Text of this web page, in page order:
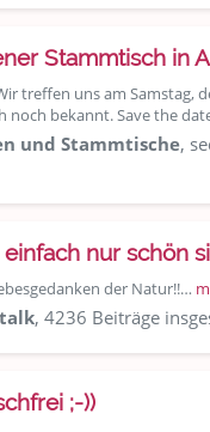
Stammtisch in
treffen uns am Samstag,
noch bekannt. Save the
und Stammtische,
nur schön
der Natur!!…
, 4236 Beiträge
;-))